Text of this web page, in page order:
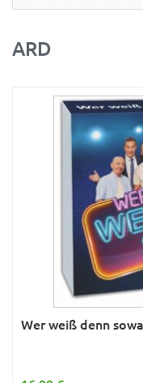
Ratgeber
Sternzeichen & Mond
Verkehr & Technik
Was ist was
Wissen &
Young Adult
ARD
Wer weiß denn